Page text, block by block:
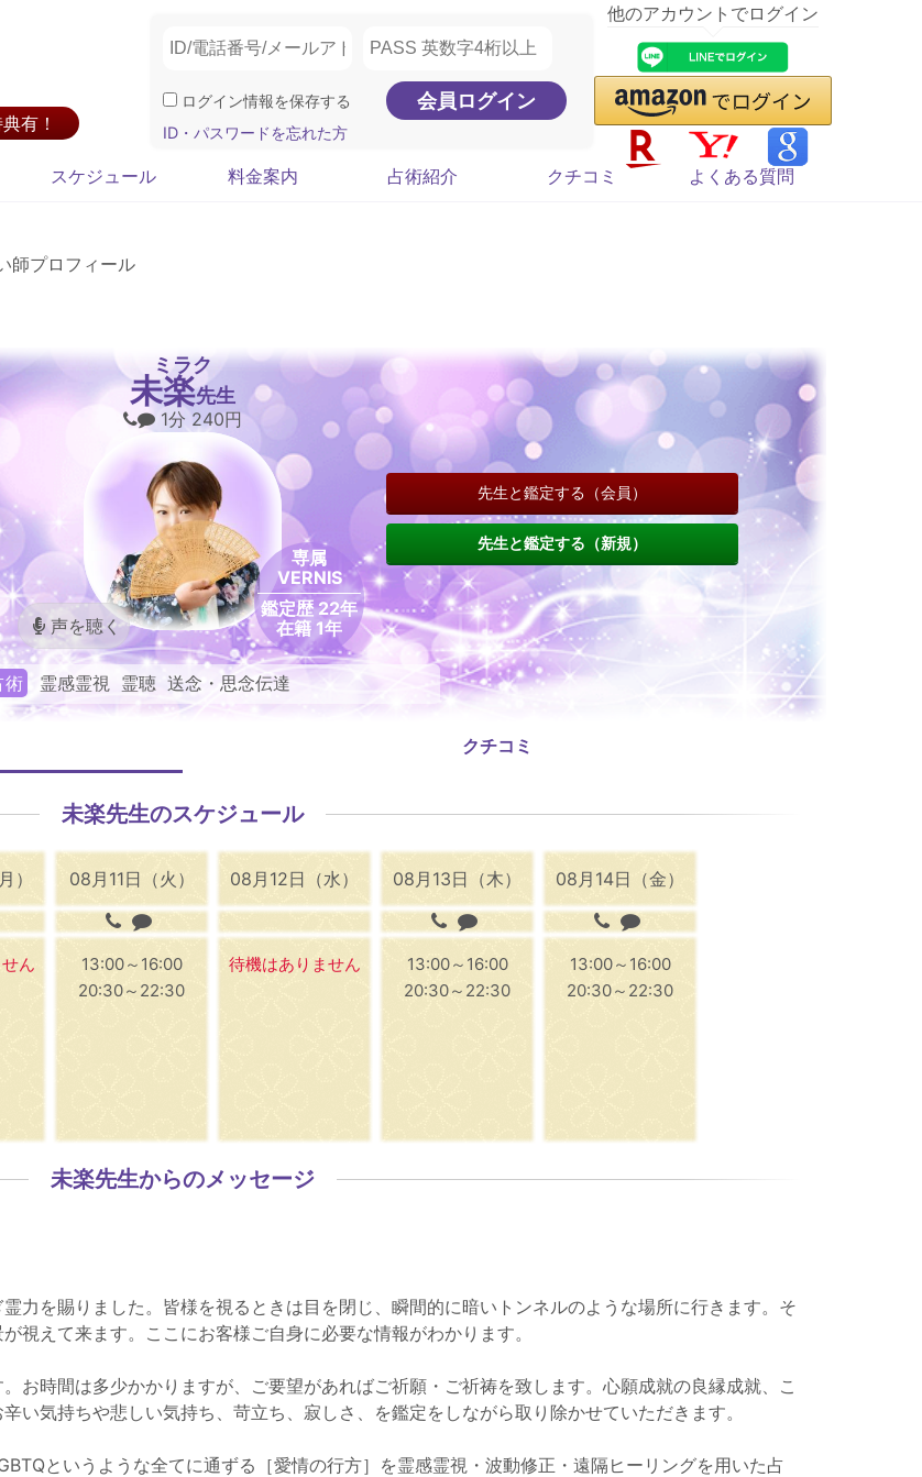
有！
ログイン情報を保存する
ID・パスワードを忘れた方
他のアカウントでログイン
スケジュール 料金案内 占術紹介 クチコミ よくある質問
師プロフィール
ミラク
未楽先生
声を聴く
専属
VERNIS
鑑定歴 22年
在籍 1年
術 霊感霊視 霊聴 送念・思念伝達
1分 240円
先生と鑑定する（会員）
先生と鑑定する（新規）
クチコミ
未楽先生のスケジュール
）
ん
08月11日（火）
13:00～16:00
20:30～22:30
08月12日（水）
待機はありません
08月13日（木）
13:00～16:00
20:30～22:30
08月14日（金）
13:00～16:00
20:30～22:30
未楽先生からのメッセージ
力を賜りました。皆様を視るときは目を閉じ、瞬間的に暗いトンネルのような場所に行きます。そ
視えて来ます。ここにお客様ご自身に必要な情報がわかります。
お時間は多少かかりますが、ご要望があればご祈願・ご祈祷を致します。心願成就の良縁成就、こ
い気持ちや悲しい気持ち、苛立ち、寂しさ、を鑑定をしながら取り除かせていただきます。
というような全てに通ずる［愛情の行方］を霊感霊視・波動修正・遠隔ヒーリングを用いた占